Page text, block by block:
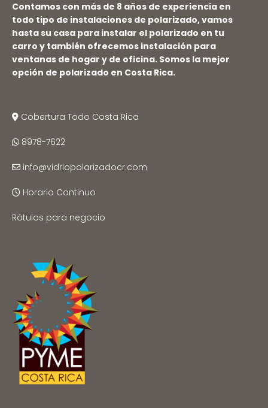
Contamos con más de 8 años de experiencia en
todo tipo de instalaciones de polarizado, vamos
hasta su casa para instalar el polarizado en tu
carro y también ofrecemos instalación para
ventanas de hogar y de oficina. Somos la mejor
opción de polarizado en Costa Rica.
Cobertura Todo Costa Rica
8978-7622
info@vidriopolarizadocr.com
Horario Continuo
Rótulos para negocio